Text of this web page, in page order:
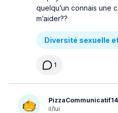
quelqu’un connais une
m’aider??
Diversité sexuelle
1
PizzaCommunicatif14
il/lui